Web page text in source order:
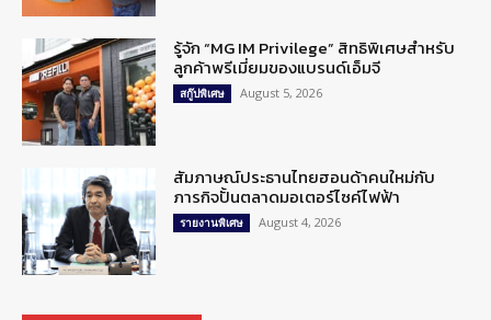
รู้จัก “MG IM Privilege” สิทธิพิเศษสำหรับ
ลูกค้าพรีเมี่ยมของแบรนด์เอ็มจี
สกู๊ปพิเศษ August 5, 2026
สัมภาษณ์ประธานไทยฮอนด้าคนใหม่กับ
ภารกิจปั้นตลาดมอเตอร์ไซค์ไฟฟ้า
รายงานพิเศษ August 4, 2026